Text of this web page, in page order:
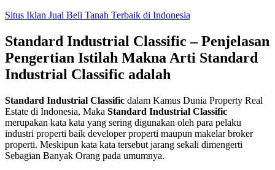
Skip
content
Situs Iklan Jual Beli Tanah Terbaik di Indonesia
Standard Industrial Classific – Penjelasan
Pengertian Istilah Makna Arti Standard
Industrial Classific adalah
Standard Industrial Classific dalam Kamus Dunia Property Real
Estate di Indonesia, Maka Standard Industrial Classific
merupakan kata kata yang sering digunakan oleh para pelaku
industri properti baik developer properti maupun makelar broker
properti. Meskipun kata kata tersebut jarang sekali dimengerti
Sebagian Banyak Orang pada umumnya.